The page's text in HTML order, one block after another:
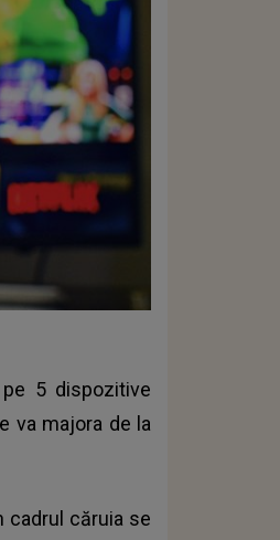
5 dispozitive
va majora de la
cadrul căruia se